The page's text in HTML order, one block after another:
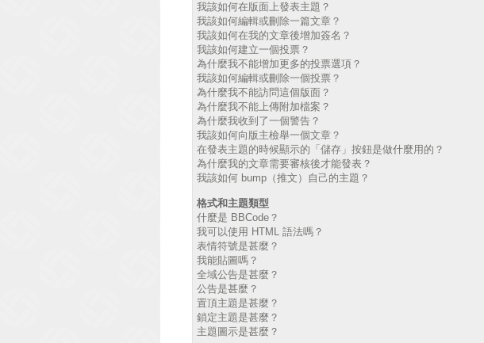
我該如何在版面上發表主題？
我該如何編輯或刪除一篇文章？
我該如何在我的文章後增加簽名？
我該如何建立一個投票？
為什麼我不能增加更多的投票選項？
我該如何編輯或刪除一個投票？
為什麼我不能訪問這個版面？
為什麼我不能上傳附加檔案？
為什麼我收到了一個警告？
我該如何向版主檢舉一個文章？
在發表主題的時候顯示的「儲存」按鈕是做什麼用的？
為什麼我的文章需要審核後才能發表？
我該如何 bump（推文）自己的主題？
格式和主題類型
什麼是 BBCode？
我可以使用 HTML 語法嗎？
表情符號是甚麼？
我能貼圖嗎？
全域公告是甚麼？
公告是甚麼？
置頂主題是甚麼？
鎖定主題是甚麼？
主題圖示是甚麼？